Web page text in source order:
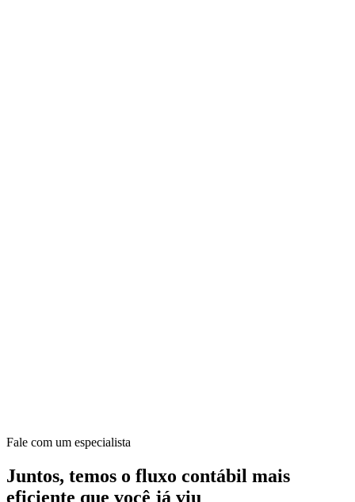
Fale com um especialista
Juntos, temos o fluxo contábil mais
eficiente que você já viu